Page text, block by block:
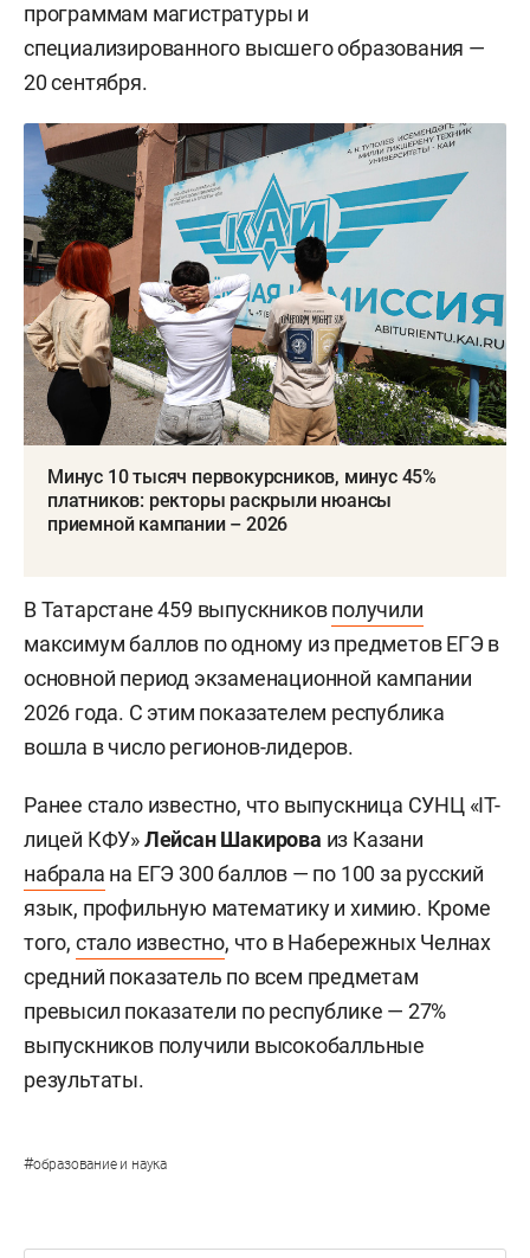
программам магистратуры и
специализированного высшего образования —
20 сентября.
Минус 10 тысяч первокурсников, минус 45%
платников: ректоры раскрыли нюансы
приемной кампании – 2026
В Татарстане 459 выпускниковполучили
максимум баллов по одному из предметов ЕГЭ в
основной период экзаменационной кампании
2026 года. С этим показателем республика
вошла в число регионов-лидеров.
Ранее стало известно, что выпускница СУНЦ «IT-
лицей КФУ»Лейсан Шакирова из Казани
набрала на ЕГЭ 300 баллов — по 100 за русский
язык, профильную математику и химию. Кроме
того, стало известно, что в Набережных Челнах
средний показатель по всем предметам
превысил показатели по республике — 27%
выпускников получили высокобалльные
результаты.
#образование и наука